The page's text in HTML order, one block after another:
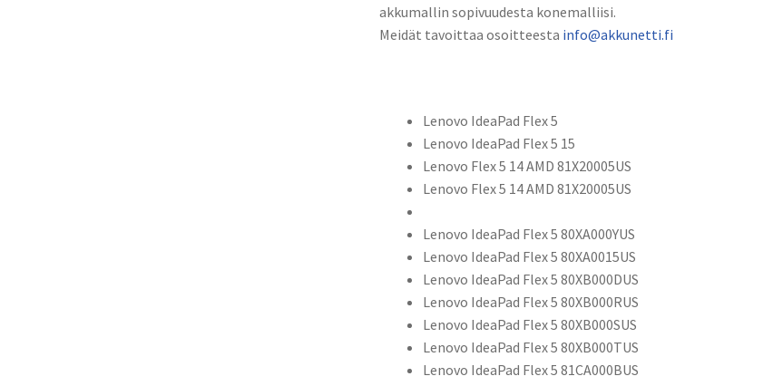
SB10X49078,
CS-
akkumallin sopivuudesta konemalliisi.
Meidät tavoittaa osoitteesta info@akkunetti.fi
Lenovo IdeaPad Flex 5
Lenovo IdeaPad Flex 5 15
Lenovo Flex 5 14 AMD 81X20005US
Lenovo Flex 5 14 AMD 81X20005US
Lenovo IdeaPad Flex 5 80XA000YUS
Lenovo IdeaPad Flex 5 80XA0015US
Lenovo IdeaPad Flex 5 80XB000DUS
Lenovo IdeaPad Flex 5 80XB000RUS
Lenovo IdeaPad Flex 5 80XB000SUS
Lenovo IdeaPad Flex 5 80XB000TUS
Lenovo IdeaPad Flex 5 81CA000BUS